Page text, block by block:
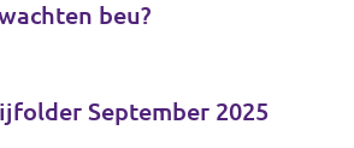
beu?
September 2025